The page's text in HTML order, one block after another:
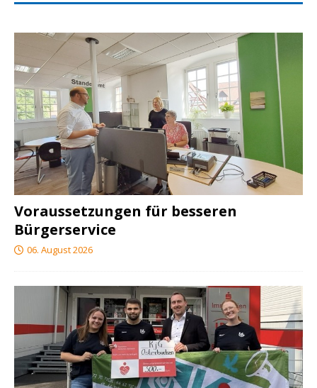
Voraussetzungen für besseren
Bürgerservice
06. August 2026